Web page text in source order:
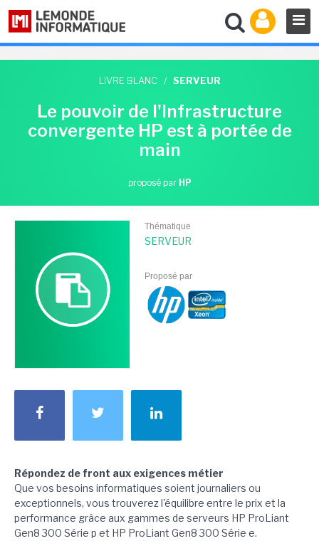
LIVRE BLANC / SERVEUR
Le pouvoir de l'Infrastructure
convergente HP est à portée de
main
proposé par HP
Thématique
SERVEUR
Proposé par
Répondez de front aux exigences métier
Que vos besoins informatiques soient journaliers ou
exceptionnels, vous trouverez l'équilibre entre le prix et la
performance grâce aux gammes de serveurs HP ProLiant
Gen8 300 Série p et HP ProLiant Gen8 300 Série e.